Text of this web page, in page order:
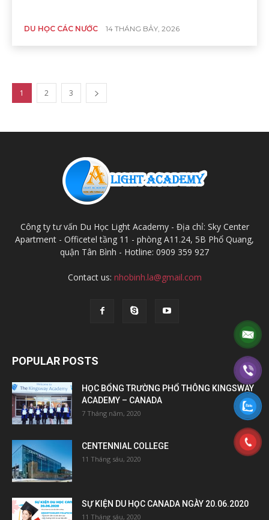
DU HỌC CÁC NƯỚC 14 THÁNG BẢY, 2026
1 2 3
Công ty tư vấn Du Học Light Academy - Địa chỉ: Sky Center
Apartment - Officetel tầng 11 - phòng A11.24, 5B Phổ Quang,
quận Tân Bình - Hotline: 0909 359 927
Contact us: nhobinh.la@gmail.com
POPULAR POSTS
HỌC BỔNG TRƯỜNG PHỔ THÔNG KINGSWAY
ACADEMY – CANADA
7 Tháng năm, 2020
CENTENNIAL COLLEGE
11 Tháng sáu, 2020
SỰ KIỆN DU HỌC CANADA NGÀY 20.06.2020
11 Tháng sáu, 2020